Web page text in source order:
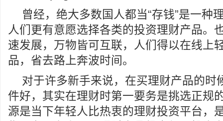
曾经，绝大多数国人都当“存钱”是一种
人们更有意愿选择各类的投资理财产品。
速发展，万物皆可互联，人们得以在线上
品，省去路上奔波时间。
对于许多新手来说，在买理财产品的时
件好，其实在理财时第一要务是挑选正规
源是当下年轻人比热衷的理财投资平台，